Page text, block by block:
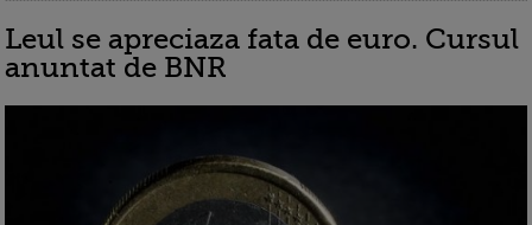
Leul se apreciaza fata de euro. Cursul
anuntat de BNR